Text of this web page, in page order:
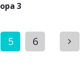
3
5 6